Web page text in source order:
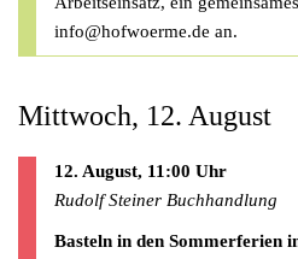
info@hofwoerme.de an.
Mittwoch, 12. August
12. August, 11:00 Uhr
Rudolf Steiner Buchhandlung
Basteln in den Sommerferien